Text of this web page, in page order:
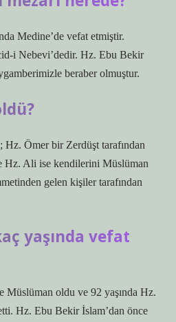
Medine’de vefat etmiştir.
i Nebevi’dedir. Hz. Ebu Bekir
beraber olmuştur.
Hz. Ömer bir Zerdüşt tarafından
Hz. Ali ise kendilerini Müslüman
gelen kişiler tarafından
yaşında vefat
Müslüman oldu ve 92 yaşında Hz.
Hz. Ebu Bekir İslam’dan önce